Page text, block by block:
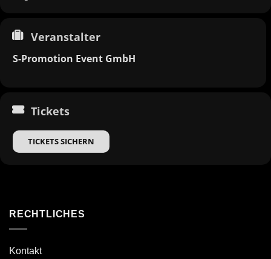
Veranstalter
S-Promotion Event GmbH
Tickets
TICKETS SICHERN
RECHTLICHES
Kontakt